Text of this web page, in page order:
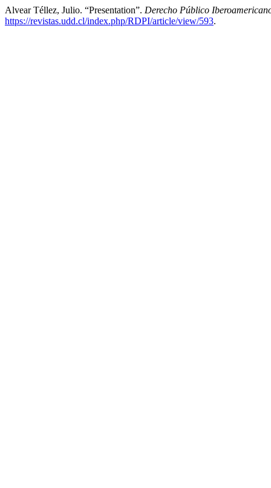
Alvear Téllez, Julio. “Presentation”. Derecho Público
https://revistas.udd.cl/index.php/RDPI/article/view/593.